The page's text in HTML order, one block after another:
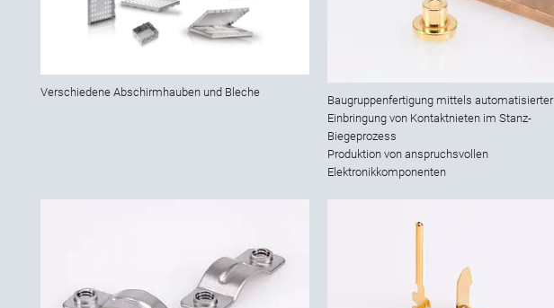
Verschiedene Abschirmhauben und Bleche
Baugruppenfertigung mittels automatisierter
Einbringung von Kontaktnieten im Stanz-
Biegeprozess
Produktion von anspruchsvollen
Elektronikkomponenten